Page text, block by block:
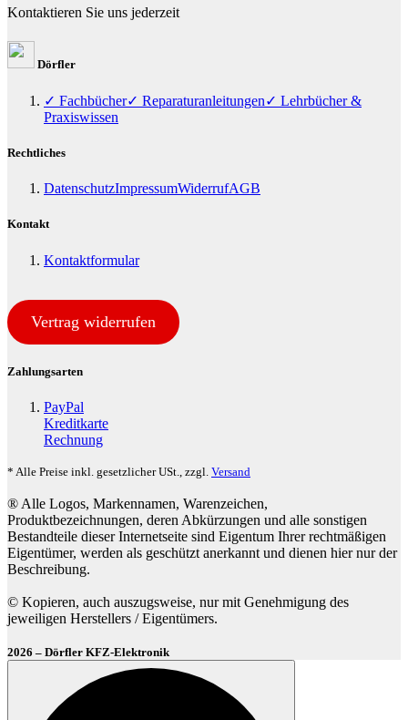
Kontaktieren Sie uns jederzeit
Dörfler
✓ Fachbücher✓ Reparaturanleitungen✓ Lehrbücher &
Praxiswissen
Rechtliches
DatenschutzImpressumWiderrufAGB
Kontakt
Kontaktformular
Vertrag widerrufen
Zahlungsarten
PayPal
Kreditkarte
Rechnung
* Alle Preise inkl. gesetzlicher USt., zzgl. Versand
® Alle Logos, Markennamen, Warenzeichen,
Produktbezeichnungen, deren Abkürzungen und alle sonstigen
Bestandteile dieser Internetseite sind Eigentum Ihrer rechtmäßigen
Eigentümer, werden als geschützt anerkannt und dienen hier nur der
Beschreibung.
© Kopieren, auch auszugsweise, nur mit Genehmigung des
jeweiligen Herstellers / Eigentümers.
2026 – Dörfler KFZ-Elektronik